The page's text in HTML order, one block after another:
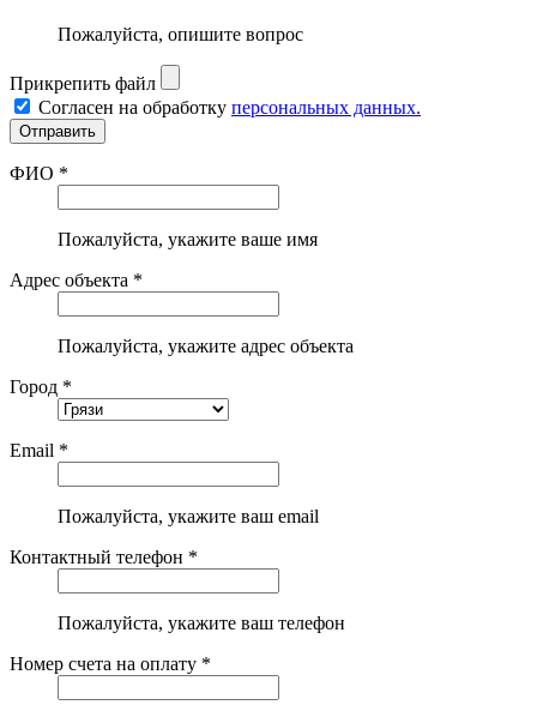
Пожалуйста, опишите вопрос
Прикрепить файл
Согласен на обработку персональных данных.
ФИО *
Пожалуйста, укажите ваше имя
Адрес объекта *
Пожалуйста, укажите адрес объекта
Город *
Email *
Пожалуйста, укажите ваш email
Контактный телефон *
Пожалуйста, укажите ваш телефон
Номер счета на оплату *